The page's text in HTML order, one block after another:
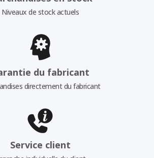
Niveaux de stock actuels
du fabricant
directement du fabricant
Service client